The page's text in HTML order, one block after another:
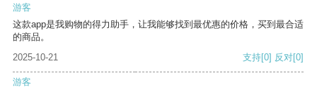
游客
这款app是我购物的得力助手，让我能够找到最优惠的价格，买到最合适
的商品。
2025-10-21
支持[0] 反对[0]
游客